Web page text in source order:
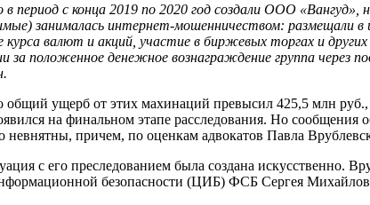
период с конца 2019 по 2020 год создали ООО «Вангуд»,
занималась интернет-мошенничеством: размещали
курса валют и акций, участие в биржевых торгах и
за положенное денежное вознаграждение группа
общий ущерб от этих махинаций превысил 425,5 млн
на финальном этапе расследования. Но сообщения
невнятны, причем, по оценкам адвокатов Павла
с его преследованием была создана искусственно.
безопасности (ЦИБ) ФСБ Сергея